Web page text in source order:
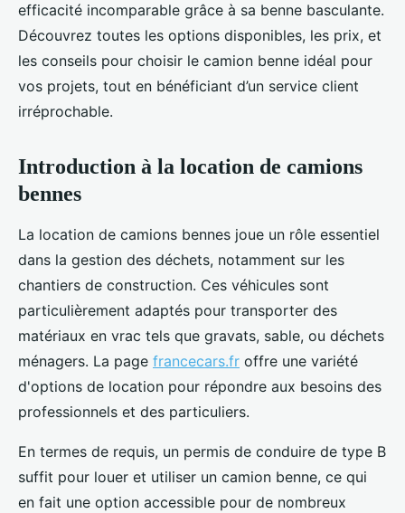
efficacité incomparable grâce à sa benne basculante.
Découvrez toutes les options disponibles, les prix, et
les conseils pour choisir le camion benne idéal pour
vos projets, tout en bénéficiant d’un service client
irréprochable.
Introduction à la location de camions
bennes
La location de camions bennes joue un rôle essentiel
dans la gestion des déchets, notamment sur les
chantiers de construction. Ces véhicules sont
particulièrement adaptés pour transporter des
matériaux en vrac tels que gravats, sable, ou déchets
ménagers. La page francecars.fr offre une variété
d'options de location pour répondre aux besoins des
professionnels et des particuliers.
En termes de requis, un permis de conduire de type B
suffit pour louer et utiliser un camion benne, ce qui
en fait une option accessible pour de nombreux